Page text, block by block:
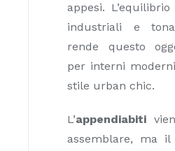
appesi.
industriali e
rende questo
per interni
stile urban chic.
L’appendiabiti
assemblare, ma il